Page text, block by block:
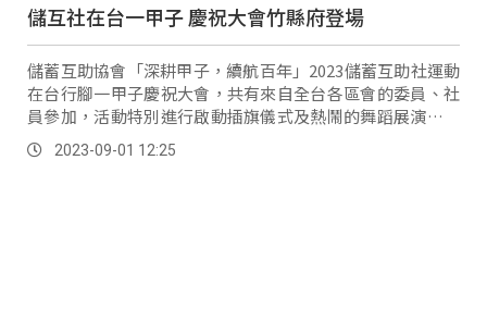
儲互社在台一甲子 慶祝大會竹縣府登場
儲蓄互助協會「深耕甲子，續航百年」2023儲蓄互助社運動
在台行腳一甲子慶祝大會，共有來自全台各區會的委員、社
員參加，活動特別進行啟動插旗儀式及熱鬧的舞蹈展演、慶
生等。2023-09-01 12:25